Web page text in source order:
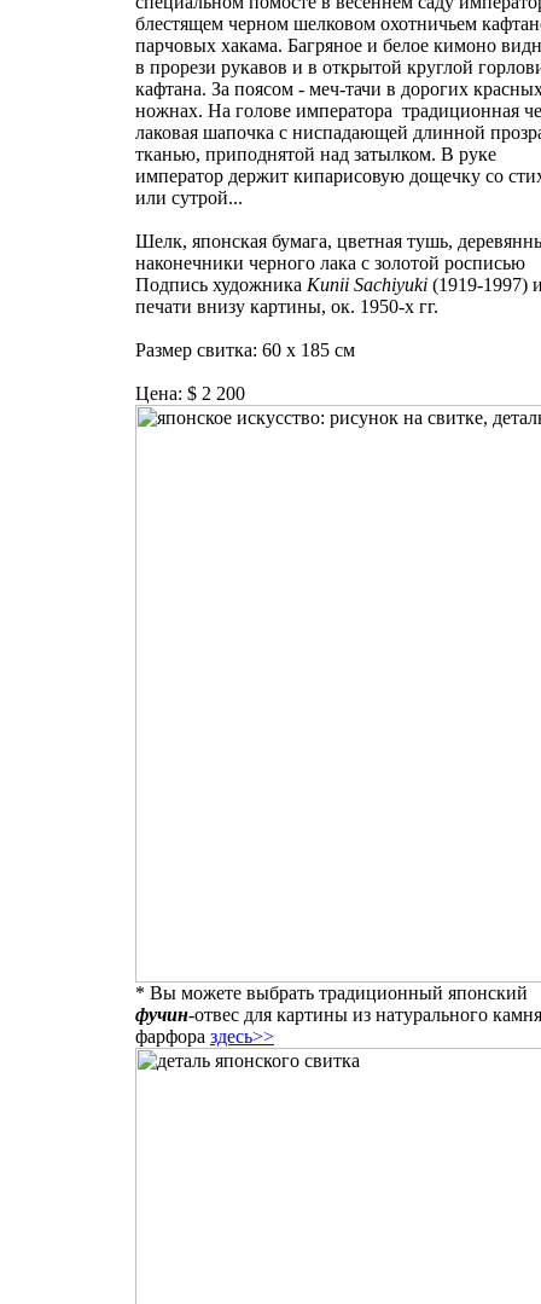
блестящем черном шелковом охотничьем
парчовых хакама. Багряное и белое кимоно
в прорези рукавов и в открытой круглой
кафтана. За поясом - меч-тачи в дорогих
ножнах. На голове императора традиционная
лаковая шапочка с ниспадающей длинной
тканью, приподнятой над затылком. В руке
император держит кипарисовую дощечку со
или сутрой...
Шелк, японская бумага, цветная тушь,
наконечники черного лака с золотой росписью
Подпись художника Kunii Sachiyuki (1919-1997)
печати внизу картины, ок. 1950-х гг.
Размер свитка: 60 х 185 см
Цена: $ 2 200
* Вы можете выбрать традиционный японский
фучин-отвес для картины из натурального
фарфора здесь>>